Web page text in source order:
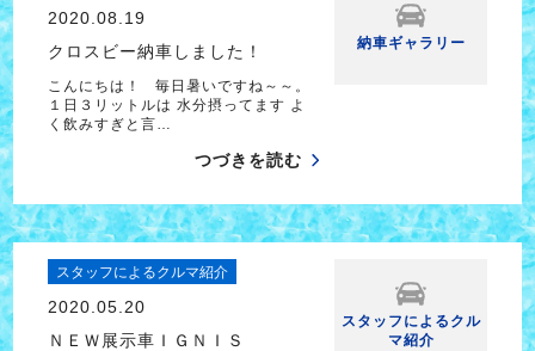
2020.08.19
クロスビー納車しました！
こんにちは！ 毎日暑いですね～～。
１日３リットルは 水分摂ってます よ
く飲みすぎと言…
つづきを読む
納車ギャラリー
スタッフによるクルマ紹介
2020.05.20
ＮＥＷ展示車ＩＧＮＩＳ
スタッフによるクル
マ紹介